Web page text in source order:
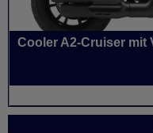
Cooler A2-Cruiser mit